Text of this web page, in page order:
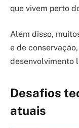
que vivem perto
Além disso,
e de
desenvolvimento
Desafios
atuais